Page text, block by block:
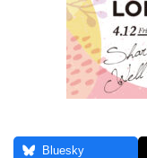
Bluesky